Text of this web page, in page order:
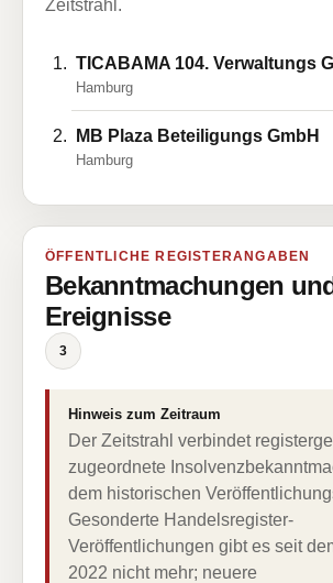
Zeitstrahl.
TICABAMA 104. Verwaltungs
Hamburg
MB Plaza Beteiligungs GmbH
Hamburg
ÖFFENTLICHE REGISTERANGABEN
Bekanntmachungen
Ereignisse
3
Hinweis zum Zeitraum
Der Zeitstrahl verbindet
zugeordnete
dem historischen
Gesonderte Handelsregister-
Veröffentlichungen gibt es seit
2022 nicht mehr; neuere